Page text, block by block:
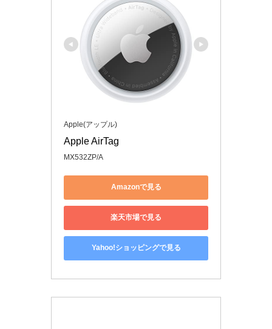
Apple(アップル)
Apple AirTag
MX532ZP/A
Amazonで見る
楽天市場で見る
Yahoo!ショッピングで見る